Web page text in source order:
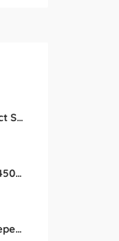
Jaring Kasa Hijau / Insect Screen Net – Kualitas Terjamin & Harga Eceran Terjangkau
Bola Basket Molten B7G4500 Size 7 – Resmi FIBA & IBL
Cod Paket 2in1 Lampu Sepeda Led Light Depan Dan Belakang Rechargeable